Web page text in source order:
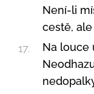
Není-li
cestě,
Na louce